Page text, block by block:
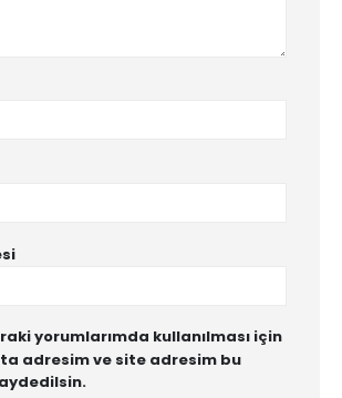
yorumlarımda kullanılması için
adresim ve site adresim bu